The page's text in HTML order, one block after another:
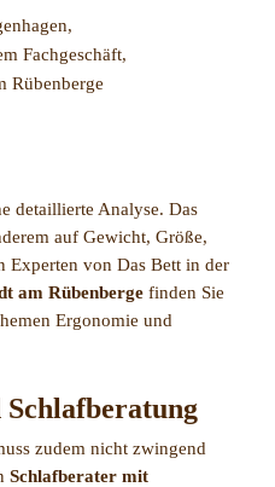
detaillierte Analyse. Das
auf Gewicht, Größe,
Experten von Das Bett in der
am Rübenberge finden Sie
Ergonomie und
Schlafberatung
zudem nicht zwingend
Schlafberater mit